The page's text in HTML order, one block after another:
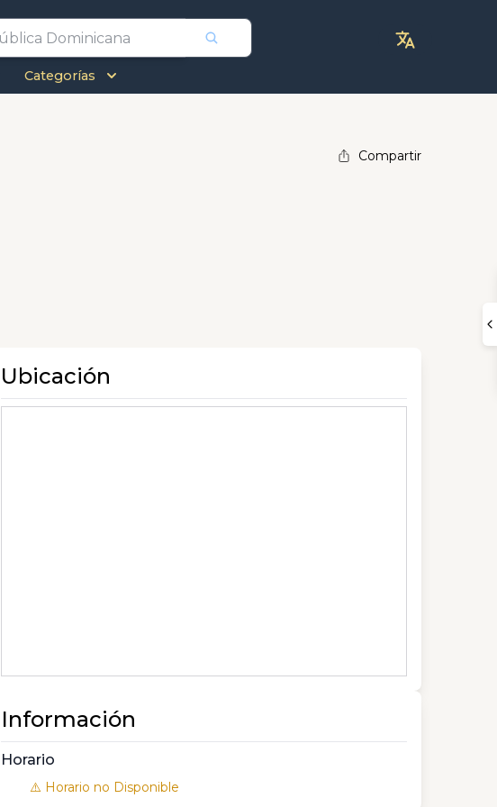
Categorías
Compartir
Ubicación
Información
Horario
⚠️ Horario no Disponible